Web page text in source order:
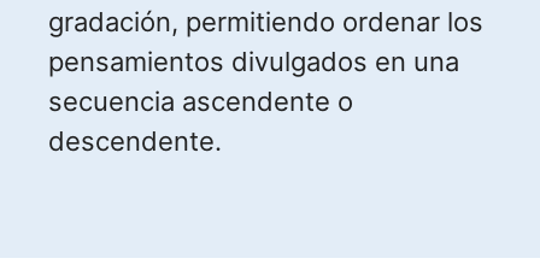
gradación, permitiendo ordenar los
pensamientos divulgados en una
secuencia ascendente o
descendente.